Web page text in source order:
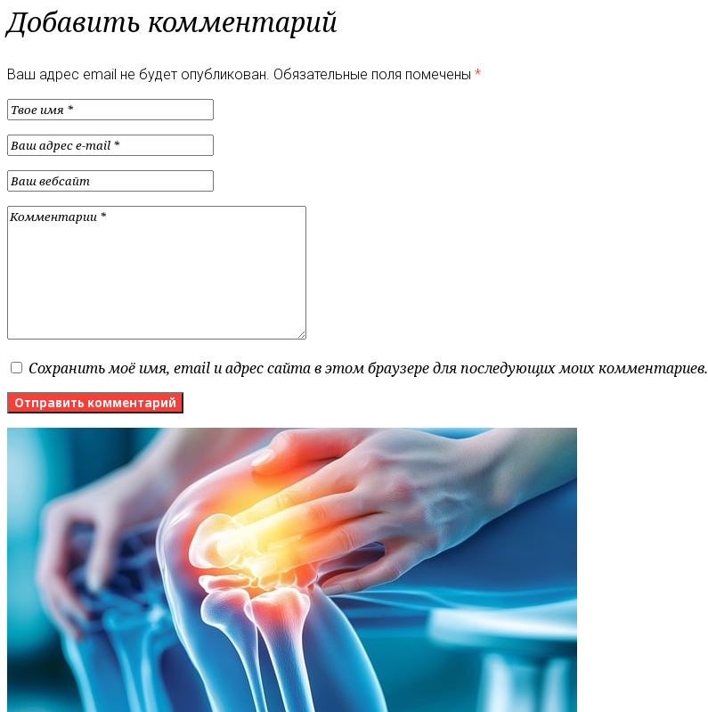
Добавить комментарий
Ваш адрес email не будет опубликован. Обязательные поля помечены *
Сохранить моё имя, email и адрес сайта в этом браузере для последующих моих комментариев.